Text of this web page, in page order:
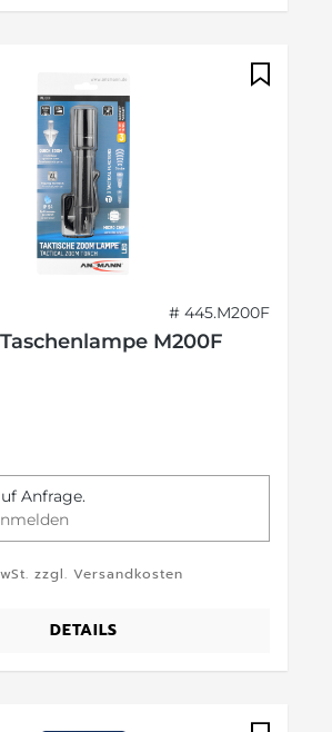
# 445.M200F
M200F
Anfrage.
zzgl. Versandkosten
DETAILS